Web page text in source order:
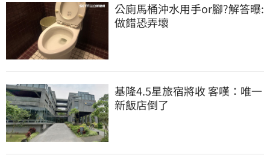
公廁馬桶沖水用手or腳?解答曝:
做錯恐弄壞
基隆4.5星旅宿將收 客嘆：唯一
新飯店倒了